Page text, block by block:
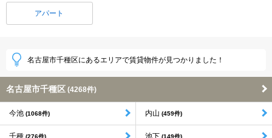
アパート
名古屋市千種区にあるエリアで賃貸物件が見つかりました！
名古屋市千種区 (4268件)
今池 (1068件) 内山 (459件)
千種 (276件) 池下 (149件)